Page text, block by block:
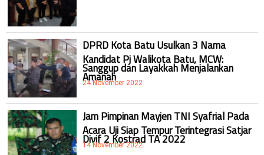
DPRD Kota Batu Usulkan 3 Nama
Kandidat Pj Walikota Batu, MCW:
Sanggup dan Layakkah Menjalankan
Amanah
24 November 2022
Jam Pimpinan Mayjen TNI Syafrial Pada
Acara Uji Siap Tempur Terintegrasi Satjar
Divif 2 Kostrad TA 2022
14 November 2022